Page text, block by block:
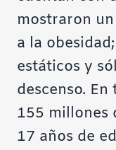
mostraron
a la
estáticos y
descenso.
155 millones
17 años de